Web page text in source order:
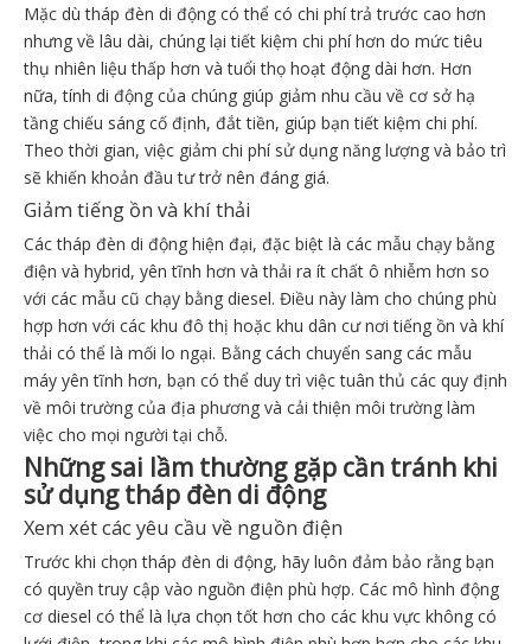
Mặc dù tháp đèn di động có thể có chi phí trả trước cao hơn
nhưng về lâu dài, chúng lại tiết kiệm chi phí hơn do mức tiêu
thụ nhiên liệu thấp hơn và tuổi thọ hoạt động dài hơn. Hơn
nữa, tính di động của chúng giúp giảm nhu cầu về cơ sở hạ
tầng chiếu sáng cố định, đắt tiền, giúp bạn tiết kiệm chi phí.
Theo thời gian, việc giảm chi phí sử dụng năng lượng và bảo trì
sẽ khiến khoản đầu tư trở nên đáng giá.
Giảm tiếng ồn và khí thải
Các tháp đèn di động hiện đại, đặc biệt là các mẫu chạy bằng
điện và hybrid, yên tĩnh hơn và thải ra ít chất ô nhiễm hơn so
với các mẫu cũ chạy bằng diesel. Điều này làm cho chúng phù
hợp hơn với các khu đô thị hoặc khu dân cư nơi tiếng ồn và khí
thải có thể là mối lo ngại. Bằng cách chuyển sang các mẫu
máy yên tĩnh hơn, bạn có thể duy trì việc tuân thủ các quy định
về môi trường của địa phương và cải thiện môi trường làm
việc cho mọi người tại chỗ.
Những sai lầm thường gặp cần tránh khi
sử dụng tháp đèn di động
Xem xét các yêu cầu về nguồn điện
Trước khi chọn tháp đèn di động, hãy luôn đảm bảo rằng bạn
có quyền truy cập vào nguồn điện phù hợp. Các mô hình động
cơ diesel có thể là lựa chọn tốt hơn cho các khu vực không có